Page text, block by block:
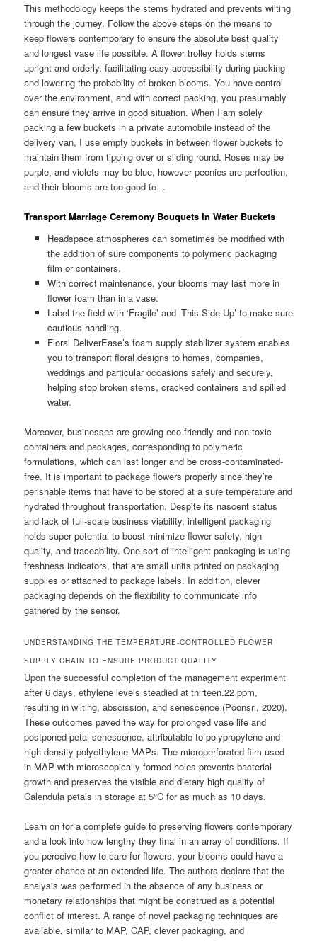
This methodology keeps the stems hydrated and prevents wilting
through the journey. Follow the above steps on the means to
keep flowers contemporary to ensure the absolute best quality
and longest vase life possible. A flower trolley holds stems
upright and orderly, facilitating easy accessibility during packing
and lowering the probability of broken blooms. You have control
over the environment, and with correct packing, you presumably
can ensure they arrive in good situation. When I am solely
packing a few buckets in a private automobile instead of the
delivery van, I use empty buckets in between flower buckets to
maintain them from tipping over or sliding round. Roses may be
purple, and violets may be blue, however peonies are perfection,
and their blooms are too good to…
Transport Marriage Ceremony Bouquets In Water Buckets
Headspace atmospheres can sometimes be modified with
the addition of sure components to polymeric packaging
film or containers.
With correct maintenance, your blooms may last more in
flower foam than in a vase.
Label the field with ‘Fragile’ and ‘This Side Up’ to make sure
cautious handling.
Floral DeliverEase’s foam supply stabilizer system enables
you to transport floral designs to homes, companies,
weddings and particular occasions safely and securely,
helping stop broken stems, cracked containers and spilled
water.
Moreover, businesses are growing eco-friendly and non-toxic
containers and packages, corresponding to polymeric
formulations, which can last longer and be cross-contaminated-
free. It is important to package flowers properly since they’re
perishable items that have to be stored at a sure temperature and
hydrated throughout transportation. Despite its nascent status
and lack of full-scale business viability, intelligent packaging
holds super potential to boost minimize flower safety, high
quality, and traceability. One sort of intelligent packaging is using
freshness indicators, that are small units printed on packaging
supplies or attached to package labels. In addition, clever
packaging depends on the flexibility to communicate info
gathered by the sensor.
UNDERSTANDING THE TEMPERATURE-CONTROLLED FLOWER
SUPPLY CHAIN TO ENSURE PRODUCT QUALITY
Upon the successful completion of the management experiment
after 6 days, ethylene levels steadied at thirteen.22 ppm,
resulting in wilting, abscission, and senescence (Poonsri, 2020).
These outcomes paved the way for prolonged vase life and
postponed petal senescence, attributable to polypropylene and
high-density polyethylene MAPs. The microperforated film used
in MAP with microscopically formed holes prevents bacterial
growth and preserves the visible and dietary high quality of
Calendula petals in storage at 5°C for as much as 10 days.
Learn on for a complete guide to preserving flowers contemporary
and a look into how lengthy they final in an array of conditions. If
you perceive how to care for flowers, your blooms could have a
greater chance at an extended life. The authors declare that the
analysis was performed in the absence of any business or
monetary relationships that might be construed as a potential
conflict of interest. A range of novel packaging techniques are
available, similar to MAP, CAP, clever packaging, and